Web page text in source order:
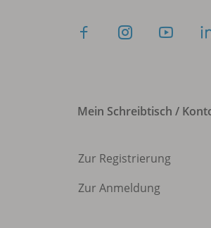
Mein Schreibtisch /
Zur Registrierung
Zur Anmeldung